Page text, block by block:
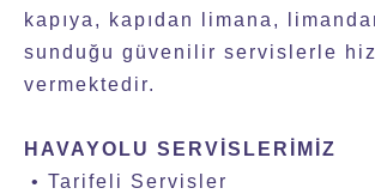
kapıya, kapıdan limana,
sunduğu güvenilir servislerle
vermektedir.
HAVAYOLU SERVİSLERİMİZ
• Tarifeli Servisler